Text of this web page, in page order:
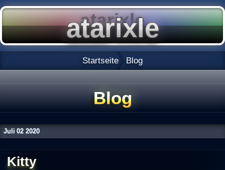
Startseite Blog
Blog
Juli 02 2020
Kitty